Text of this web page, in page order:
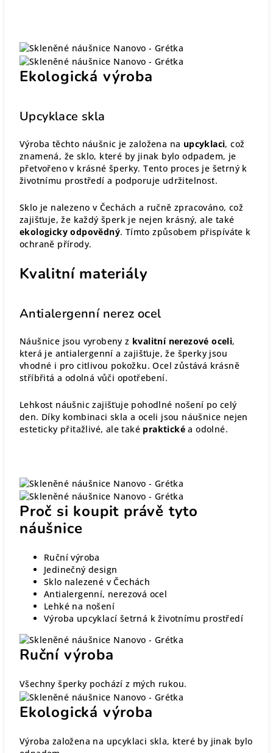
Ekologická výroba
Upcyklace skla
Výroba těchto náušnic je založena na upcyklaci, což
znamená, že sklo, které by jinak bylo odpadem, je
přetvořeno v krásné šperky. Tento proces je šetrný k
životnímu prostředí a podporuje udržitelnost.
Sklo je nalezeno v Čechách a ručně zpracováno, což
zajišťuje, že každý šperk je nejen krásný, ale také
ekologicky odpovědný. Tímto způsobem přispíváte k
ochraně přírody.
Kvalitní materiály
Antialergenní nerez ocel
Náušnice jsou vyrobeny z kvalitní nerezové oceli,
která je antialergenní a zajišťuje, že šperky jsou
vhodné i pro citlivou pokožku. Ocel zůstává krásně
stříbřitá a odolná vůči opotřebení.
Lehkost náušnic zajišťuje pohodlné nošení po celý
den. Díky kombinaci skla a oceli jsou náušnice nejen
esteticky přitažlivé, ale také praktické a odolné.
Proč si koupit právě tyto
náušnice
Ruční výroba
Jedinečný design
Sklo nalezené v Čechách
Antialergenní, nerezová ocel
Lehké na nošení
Výroba upcyklací šetrná k životnímu prostředí
Ruční výroba
Všechny šperky pochází z mých rukou.
Ekologická výroba
Výroba založena na upcyklaci skla, které by jinak bylo